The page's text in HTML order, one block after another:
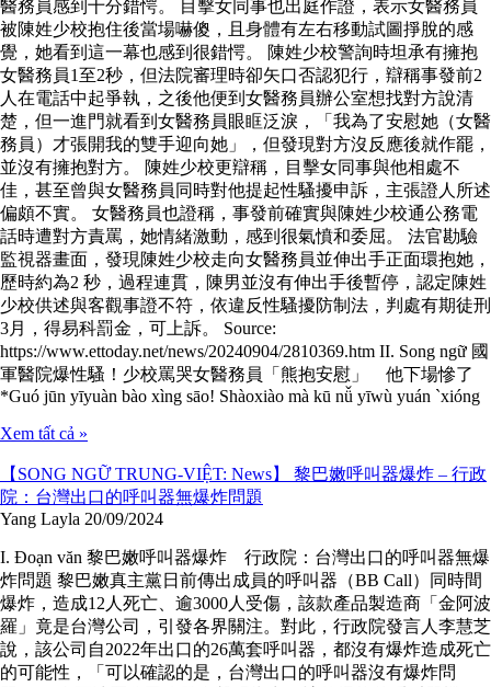
醫務員感到十分錯愕。 目擊女同事也出庭作證，表示女醫務員
被陳姓少校抱住後當場嚇傻，且身體有左右移動試圖掙脫的感
覺，她看到這一幕也感到很錯愕。 陳姓少校警詢時坦承有擁抱
女醫務員1至2秒，但法院審理時卻矢口否認犯行，辯稱事發前2
人在電話中起爭執，之後他便到女醫務員辦公室想找對方說清
楚，但一進門就看到女醫務員眼眶泛淚，「我為了安慰她（女醫
務員）才張開我的雙手迎向她」，但發現對方沒反應後就作罷，
並沒有擁抱對方。 陳姓少校更辯稱，目擊女同事與他相處不
佳，甚至曾與女醫務員同時對他提起性騷擾申訴，主張證人所述
偏頗不實。 女醫務員也證稱，事發前確實與陳姓少校通公務電
話時遭對方責罵，她情緒激動，感到很氣憤和委屈。 法官勘驗
監視器畫面，發現陳姓少校走向女醫務員並伸出手正面環抱她，
歷時約為2 秒，過程連貫，陳男並沒有伸出手後暫停，認定陳姓
少校供述與客觀事證不符，依違反性騷擾防制法，判處有期徒刑
3月，得易科罰金，可上訴。 Source:
https://www.ettoday.net/news/20240904/2810369.htm II. Song ngữ 國
軍醫院爆性騷！少校罵哭女醫務員「熊抱安慰」 他下場慘了
*Guó jūn yīyuàn bào xìng sāo! Shàoxiào mà kū nǚ yīwù yuán `xióng
Xem tất cả »
【SONG NGỮ TRUNG-VIỆT: News】 黎巴嫩呼叫器爆炸 – 行政
院：台灣出口的呼叫器無爆炸問題
Yang Layla 20/09/2024
I. Đoạn văn 黎巴嫩呼叫器爆炸 行政院：台灣出口的呼叫器無爆
炸問題 黎巴嫩真主黨日前傳出成員的呼叫器（BB Call）同時間
爆炸，造成12人死亡、逾3000人受傷，該款產品製造商「金阿波
羅」竟是台灣公司，引發各界關注。對此，行政院發言人李慧芝
說，該公司自2022年出口的26萬套呼叫器，都沒有爆炸造成死亡
的可能性，「可以確認的是，台灣出口的呼叫器沒有爆炸問